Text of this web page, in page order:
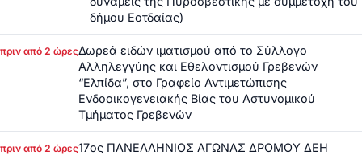
δήμου Εοτδαίας)
πριν από 2 ώρεςΔωρεά ειδών ιματισμού από το Σύλλογο
Αλληλεγγύης και Εθελοντισμού Γρεβενών
“Ελπίδα”, στο Γραφείο Αντιμετώπισης
Ενδοοικογενειακής Βίας του Αστυνομικού
Τμήματος Γρεβενών
πριν από 2 ώρες17ος ΠΑΝΕΛΛΗΝΙΟΣ ΑΓΩΝΑΣ ΔΡΟΜΟΥ ΔΕΗ